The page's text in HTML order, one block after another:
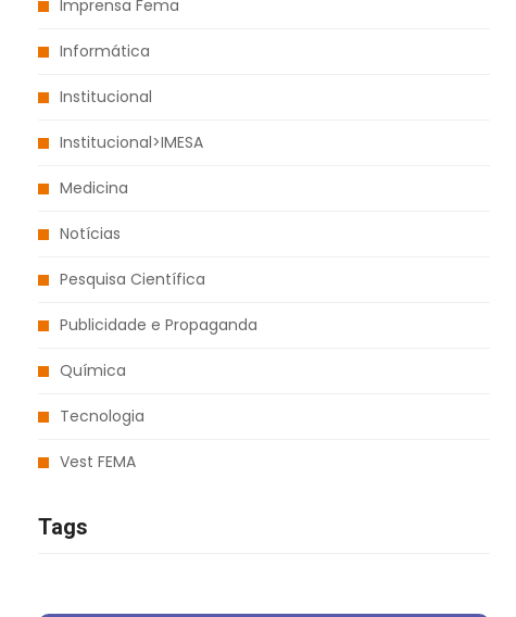
Imprensa Fema
Informática
Institucional
Institucional>IMESA
Medicina
Notícias
Pesquisa Científica
Publicidade e Propaganda
Química
Tecnologia
Vest FEMA
Tags